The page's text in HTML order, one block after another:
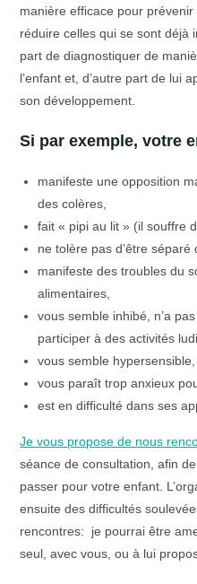
manière efficace pour prévenir
réduire celles qui se sont déjà
part de diagnostiquer de
l’enfant et, d’autre part de lui
son développement.
Si par exemple, votre
manifeste une opposition
des colères,
fait « pipi au lit » (il souffre
ne tolère pas d’être séparé
manifeste des troubles du
alimentaires,
vous semble inhibé, n’a
participer à des activités
vous semble hypersensible,
vous paraît trop anxieux
est en difficulté dans ses
Je vous propose de nous
séance de consultation, afin
passer pour votre enfant.
ensuite des difficultés
rencontres: je pourrai être
seul, avec vous, ou à lui